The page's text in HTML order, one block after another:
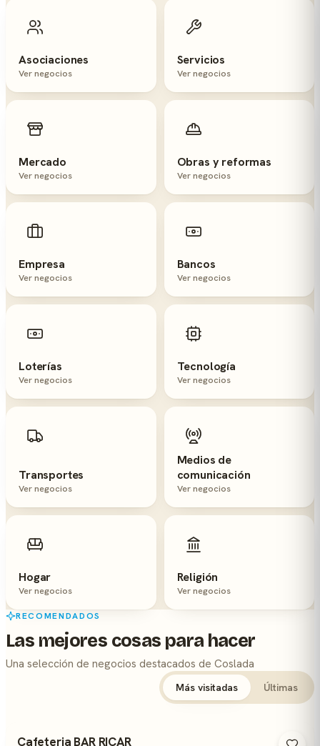
Asociaciones
Ver negocios
Servicios
Ver negocios
Mercado
Ver negocios
Obras y reformas
Ver negocios
Empresa
Ver negocios
Bancos
Ver negocios
Loterías
Ver negocios
Tecnología
Ver negocios
Transportes
Ver negocios
Medios de
comunicación
Ver negocios
Hogar
Ver negocios
Religión
Ver negocios
RECOMENDADOS
Las mejores cosas para hacer
Una selección de negocios destacados de Coslada
Más visitadas Últimas
Cafeteria BAR RICAR